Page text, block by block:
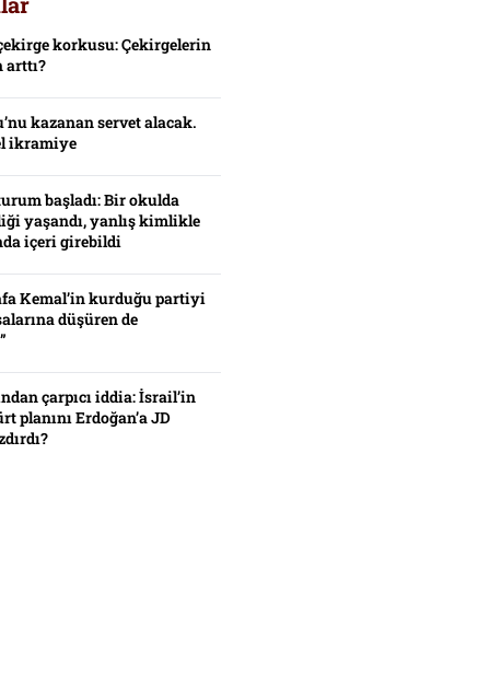
korkusu: Çekirgelerin
arttı?
kazanan servet alacak.
ikramiye
başladı: Bir okulda
yaşandı, yanlış kimlikle
içeri girebildi
Kemal’in kurduğu partiyi
düşüren de
çarpıcı iddia: İsrail’in
planını Erdoğan’a JD